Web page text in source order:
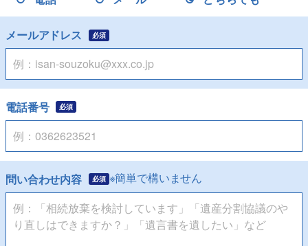
メールアドレス 必須
電話番号 必須
問い合わせ内容 必須 ※簡単で構いません